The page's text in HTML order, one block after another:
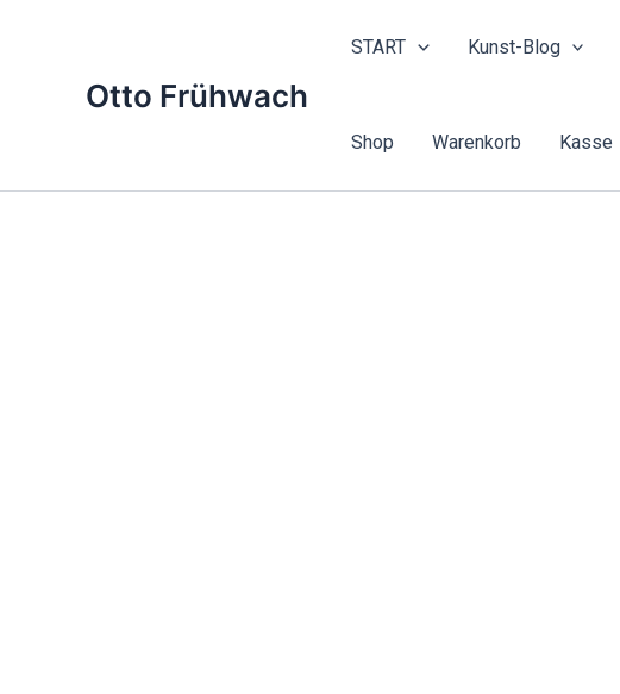
Otto Frühwach
START Kunst-Blog
Shop Warenkorb Kasse